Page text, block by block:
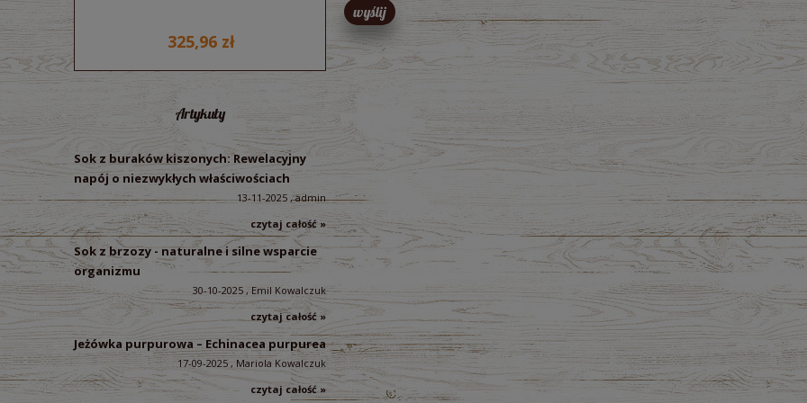
325,96 zł 5,71 zł 10,51 zł
Artykuły
Sok z buraków kiszonych: Rewelacyjny
napój o niezwykłych właściwościach
13-11-2025 , admin
czytaj całość »
Sok z brzozy - naturalne i silne wsparcie
organizmu
30-10-2025 , Emil Kowalczuk
czytaj całość »
Jeżówka purpurowa – Echinacea purpurea
17-09-2025 , Mariola Kowalczuk
czytaj całość »
wyślij